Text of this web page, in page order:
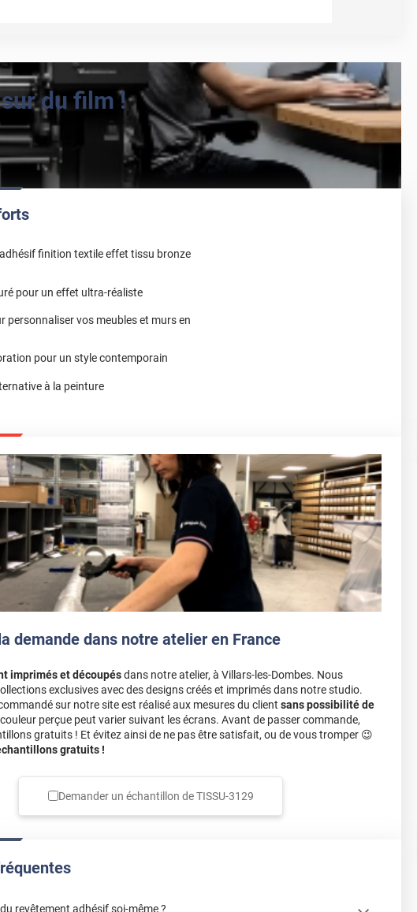
du film !
finition textile effet tissu bronze
pour un effet ultra-réaliste
personnaliser vos meubles et murs en
pour un style contemporain
à la peinture
demande dans notre atelier en France
imprimés et découpésdans notre atelier, à Villars-les-Dombes. Nous
exclusives avec des designs créés et imprimés dans notre studio.
sur notre site est réalisé aux mesures du client sans possibilité de
perçue peut varier suivant les écrans. Avant de passer commande,
gratuits ! Et évitez ainsi de ne pas être satisfait, ou de vous tromper 😉
gratuits !
Demander un échantillon deTISSU-3129
revêtement adhésif soi-même ?